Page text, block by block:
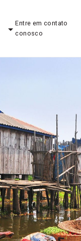
Entre em contato
conosco